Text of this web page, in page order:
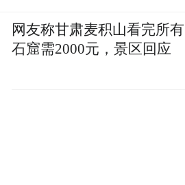
网友称甘肃麦积山看完所有
石窟需2000元，景区回应